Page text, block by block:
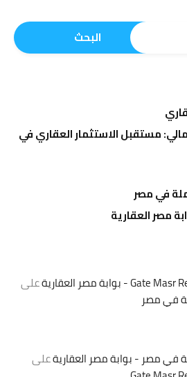
البحث
مستقبل الاستثمار العقاري في
في مصر
مصر العقارية
على
في مصر
في مصر - بوابة مصر العقاريةعلى